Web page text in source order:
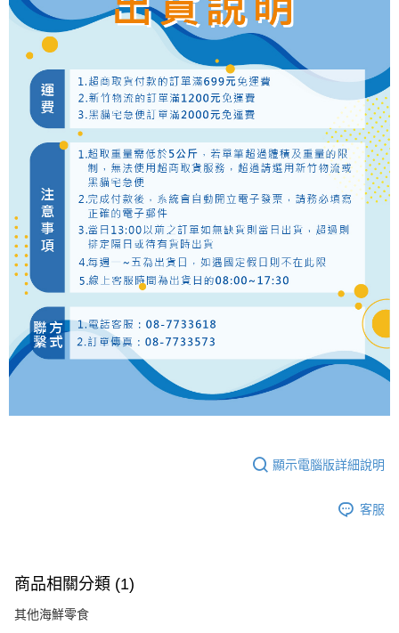
顯示電腦版詳細說明
客服
商品相關分類 (1)
其他海鮮零食